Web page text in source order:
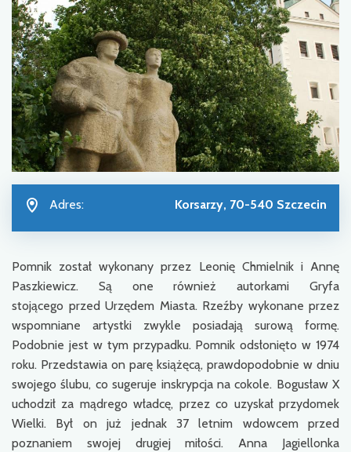
Adres: Korsarzy, 70-540 Szczecin
Pomnik został wykonany przez Leonię Chmielnik i Annę
Paszkiewicz. Są one również autorkami Gryfa
stojącego przed Urzędem Miasta. Rzeźby wykonane przez
wspomniane artystki zwykle posiadają surową formę.
Podobnie jest w tym przypadku. Pomnik odsłonięto w 1974
roku. Przedstawia on parę książęcą, prawdopodobnie w dniu
swojego ślubu, co sugeruje inskrypcja na cokole. Bogusław X
uchodził za mądrego władcę, przez co uzyskał przydomek
Wielki. Był on już jednak 37 letnim wdowcem przed
poznaniem swojej drugiej miłości. Anna Jagiellonka